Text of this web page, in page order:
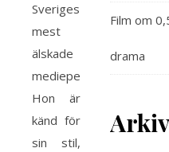
Sveriges
mest
älskade
mediepersonligheter.
Hon är
känd för
sin stil,
Film om
drama
Arkiv